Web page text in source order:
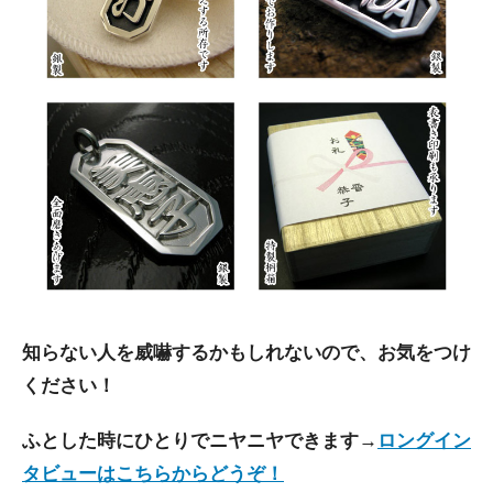
知らない人を威嚇するかもしれないので、お気をつけ
ください！
ふとした時にひとりでニヤニヤできます→ ロングイン
タビューはこちらからどうぞ！